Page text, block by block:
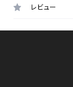
レビュー